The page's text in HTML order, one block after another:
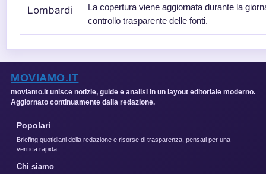
La copertura viene aggiornata durante la
controllo trasparente delle fonti.
MOVIAMO.IT
moviamo.it unisce notizie, guide e analisi in un layout editoriale moderno.
Aggiornato continuamente dalla redazione.
Popolari
Briefing quotidiani della redazione e risorse di trasparenza, pensati per una
verifica rapida.
Chi siamo